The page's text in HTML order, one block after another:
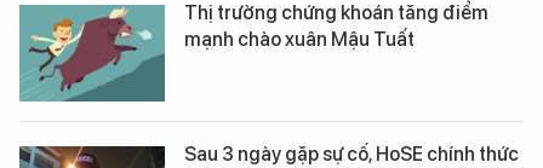
Thị trường chứng khoán tăng điểm
mạnh chào xuân Mậu Tuất
Sau 3 ngày gặp sự cố, HoSE chính thức